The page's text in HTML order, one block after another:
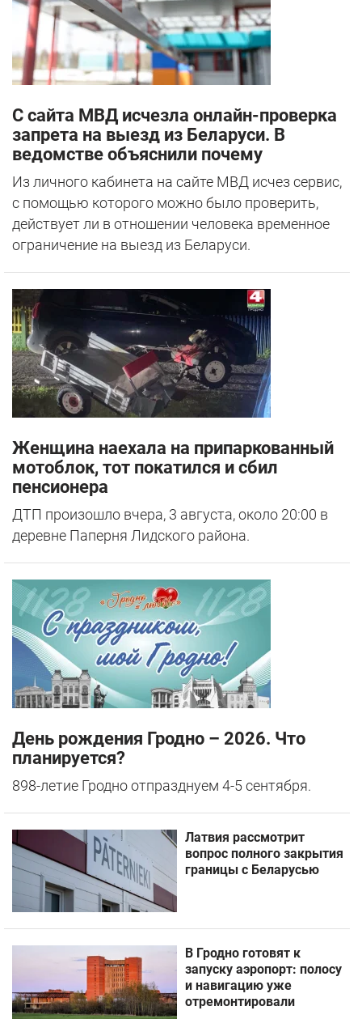
С сайта МВД исчезла онлайн-проверка
запрета на выезд из Беларуси. В
ведомстве объяснили почему
Из личного кабинета на сайте МВД исчез сервис,
с помощью которого можно было проверить,
действует ли в отношении человека временное
ограничение на выезд из Беларуси.
Женщина наехала на припаркованный
мотоблок, тот покатился и сбил
пенсионера
ДТП произошло вчера, 3 августа, около 20:00 в
деревне Паперня Лидского района.
День рождения Гродно – 2026. Что
планируется?
898-летие Гродно отпразднуем 4-5 сентября.
Латвия рассмотрит
вопрос полного закрытия
границы с Беларусью
В Гродно готовят к
запуску аэропорт: полосу
и навигацию уже
отремонтировали